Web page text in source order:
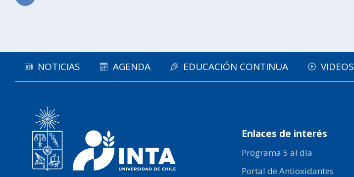
NOTICIAS AGENDA EDUCACIÓN CONTINUA VIDEOS
Enlaces de interés
Programa 5 al día
Portal de Antioxidantes